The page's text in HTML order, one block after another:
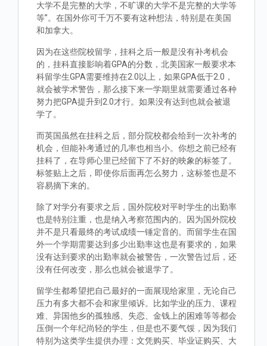
大学不是完整的大学，不旷课的大学不是完整的大学等
等”。在国外你可千万不要有这种想法，特别是在美国
和加拿大。
因为在这些院校留学，挂科之后一般是没有补考机会
的，挂科直接影响着GPA的分数，北美国家一般要求本
科留学生GPA需要维持在2.0以上，如果GPA低于2.0，
就会被学术警告，那么接下来一学期里就需要通过各种
努力把GPA提升到2.0才行。如果没有达到也就会被退
学了。
而英国虽然在挂科之后，部分院校都会给到一次补考的
机会，但能补考通过的几率也相当小。你想之前已经有
挂科了，在导师心里已经留下了不好的映象的标签了。
标签贴上之后，即使你后面再怎么努力，这标签也是不
容易摘下来的。
除了对学分有要求之后，国外院校对平时学生的出勤率
也是特别注重，也是纳入考察范围内的。因为国外院校
并不是只看最终的考试成绩一锤定音的。而留学生在国
外一个学期需要达到多少出勤率这也是有要求的，如果
没有达到要求的出勤率就会被警告，一次警告过后，还
没有任何改变，那么也就会被退学了。
留学生都希望把自己最好的一面展现给家里，无论自己
压力有多大都不会和家里倾诉。比如学业的压力、课程
难、异国他乡的孤独感、失恋、金钱上的困难等等都会
压倒一个年纪尚轻的学生，但是也不要气馁，因为我们
特别为这类学生提供办理：文凭购买、毕业证购买、大